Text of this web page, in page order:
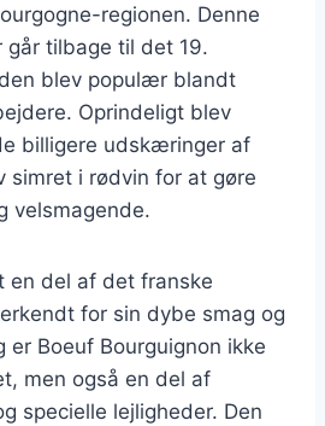
regionen. Denne
går tilbage til det 19.
blev populær blandt
Oprindeligt blev
billigere udskæringer af
simret i rødvin for at gøre
velsmagende.
en del af det franske
for sin dybe smag og
er Boeuf Bourguignon ikke
men også en del af
specielle lejligheder. Den